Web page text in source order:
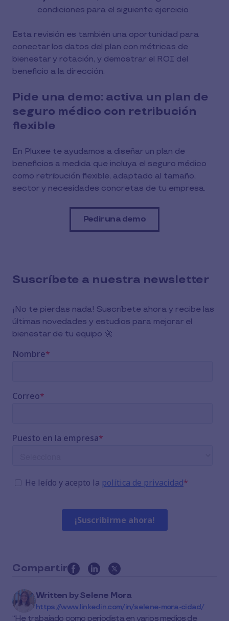
condiciones para el siguiente ejercicio
Esta revisión es también una oportunidad para
conectar los datos del plan con métricas de
bienestar y rotación, y demostrar el ROI del
beneficio a la dirección.
Pide una demo: activa un plan de
seguro médico con retribución
flexible
En Pluxee te ayudamos a diseñar un plan de
beneficios a medida que incluya el seguro médico
como retribución flexible, adaptado al tamaño,
sector y necesidades concretas de tu empresa.
Pedir una demo
Suscríbete a nuestra newsletter
¡No te pierdas nada! Suscríbete ahora y recibe las
últimas novedades y estudios para mejorar el
bienestar de tu equipo 🚀
Compartir
this
article
on
social
Written bySelene Mora
https://www.linkedin.com/in/selene-mora-cidad/
He trabajado como periodista en varios medios de